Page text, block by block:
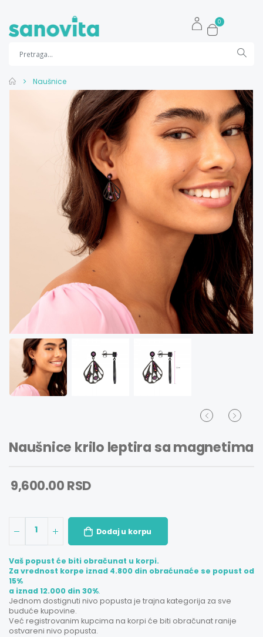
0
Naušnice
Naušnice krilo leptira sa magnetima
9,600.00 RSD
1 Dodaj u korpu
Vaš popust će biti obračunat u korpi.
Za vrednost korpe iznad 4.800 din obraćunaće se popust od
15%
a iznad 12.000 din 30%.
Jednom dostignuti nivo popusta je trajna kategorija za sve
buduće kupovine.
Već registrovanim kupcima na korpi će biti obračunat ranije
ostvareni nivo popusta.